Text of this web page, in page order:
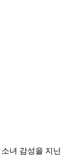
녀 감성을 지닌